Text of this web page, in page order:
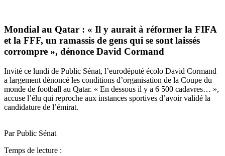
Mondial au Qatar : « Il y aurait à réformer la FIFA
et la FFF, un ramassis de gens qui se sont laissés
corrompre », dénonce David Cormand
Invité ce lundi de Public Sénat, l’eurodéputé écolo David Cormand
a largement dénoncé les conditions d’organisation de la Coupe du
monde de football au Qatar. « En dessous il y a 6 500 cadavres… »,
accuse l’élu qui reproche aux instances sportives d’avoir validé la
candidature de l’émirat.
Par Public Sénat
Temps de lecture :